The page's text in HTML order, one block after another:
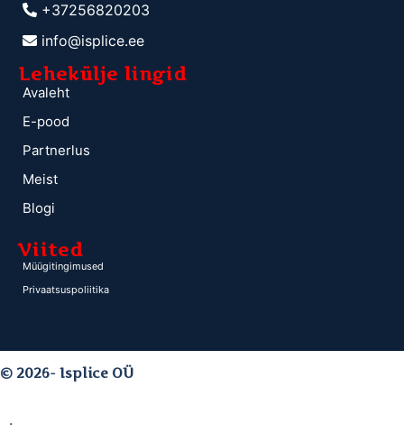
+37256820203
info@isplice.ee
Lehekülje lingid
Avaleht
E-pood
Partnerlus
Meist
Blogi
Viited
Müügitingimused
Privaatsuspoliitika
© 2026- Isplice OÜ
.